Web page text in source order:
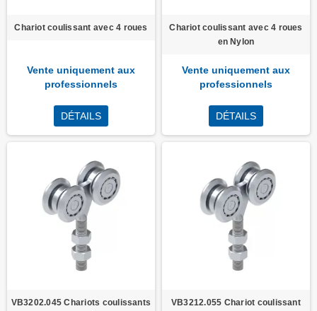
Chariot coulissant avec 4 roues
Vente uniquement aux
professionnels
DÉTAILS
Chariot coulissant avec 4 roues
en Nylon
Vente uniquement aux
professionnels
DÉTAILS
VB3202.045 Chariots coulissants
VB3212.055 Chariot coulissant